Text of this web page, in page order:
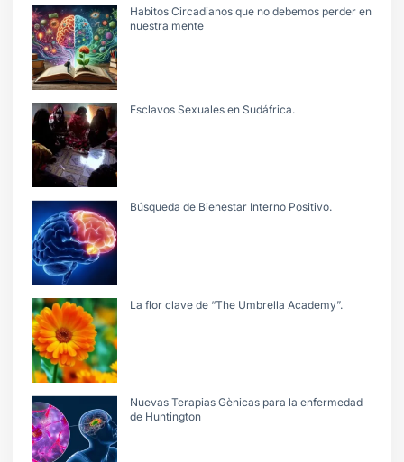
Habitos Circadianos que no debemos perder en
nuestra mente
Esclavos Sexuales en Sudáfrica.
Búsqueda de Bienestar Interno Positivo.
La flor clave de “The Umbrella Academy”.
Nuevas Terapias Gènicas para la enfermedad
de Huntington